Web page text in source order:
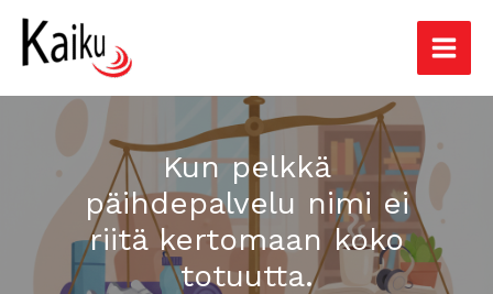
Siirry
sisältöön
Kun pelkkä
päihdepalvelu nimi ei
riitä kertomaan koko
totuutta.